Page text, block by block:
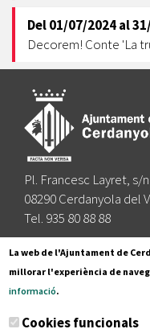
Del01/07/2024al
Decorem! Conte 'La
Pl. Francesc Layret, s/n
08290 Cerdanyola del
Tel. 935 80 88 88
Segueix-nos a:
Subscriu-te al
La web de l'Ajuntament de
millorar l'experiència de
informació.
Cookies funcionals